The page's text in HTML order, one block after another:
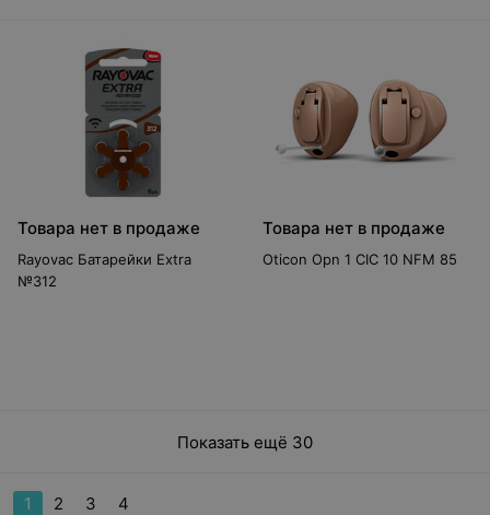
Товара нет в продаже
Rayovac Батарейки Extra
№312
Товара нет в продаже
Oticon Opn 1 CIC 10 NFM 85
Показать ещё 30
1 2 3 4